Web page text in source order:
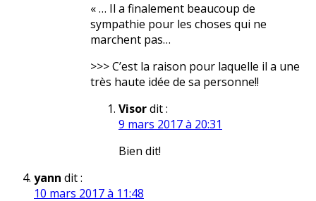
« … Il a finalement beaucoup de
sympathie pour les choses qui ne
marchent pas…
>>> C’est la raison pour laquelle il a une
très haute idée de sa personne!!
Visordit :
9 mars 2017 à 20:31
Bien dit!
yann dit :
10 mars 2017 à 11:48